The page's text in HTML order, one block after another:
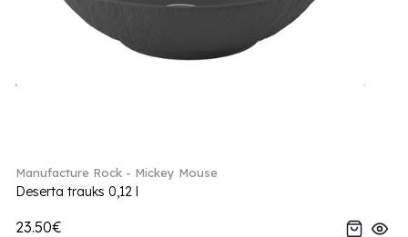
Manufacture Rock - Mickey Mouse
Deserta trauks 0,12 l
23.50€